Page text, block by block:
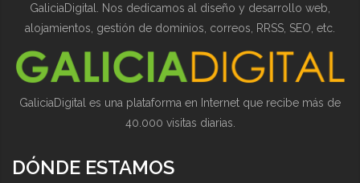
GaliciaDigital. Nos dedicamos al diseño y desarrollo web,
alojamientos, gestión de dominios, correos, RRSS, SEO, etc.
GaliciaDigital es una plataforma en Internet que recibe más de
40.000 visitas diarias.
DÓNDE ESTAMOS